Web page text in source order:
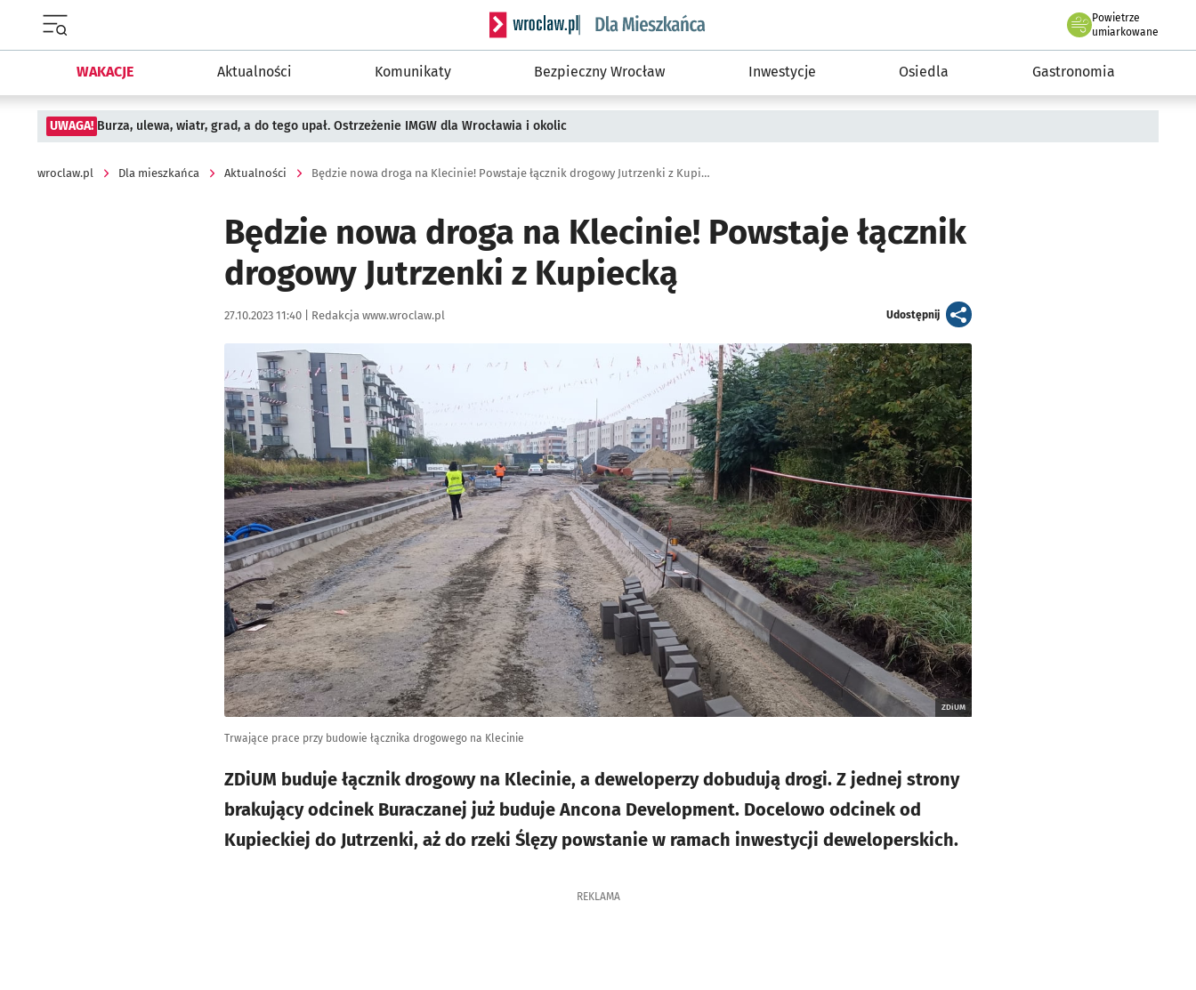
Serwis informacyjny wroclaw.pl podserwis: Dla mieszkańca
Powietrze
we Wrocławiu
umiarkowane
WAKACJE Aktualności Komunikaty Bezpieczny Wrocław Inwestycje Osiedla Gastronomia
UWAGA! Burza, ulewa, wiatr, grad, a do tego upał. Ostrzeżenie IMGW dla Wrocławia i okolic
wroclaw.pl Dla mieszkańca Aktualności Będzie nowa droga na Klecinie! Powstaje łącznik drogowy Jutrzenki z Kupiecką
Będzie nowa droga na Klecinie! Powstaje łącznik
drogowy Jutrzenki z Kupiecką
Data publikacji:
27.10.2023 11:40 | Autor:
Redakcja www.wroclaw.pl Udostępnijartykuł
Kliknij, aby powiększyć
ZDiUM
Trwające prace przy budowie łącznika drogowego na Klecinie
ZDiUM buduje łącznik drogowy na Klecinie, a deweloperzy dobudują drogi. Z jednej strony
brakujący odcinek Buraczanej już buduje Ancona Development. Docelowo odcinek od
Kupieckiej do Jutrzenki, aż do rzeki Ślęzy powstanie w ramach inwestycji deweloperskich.
REKLAMA